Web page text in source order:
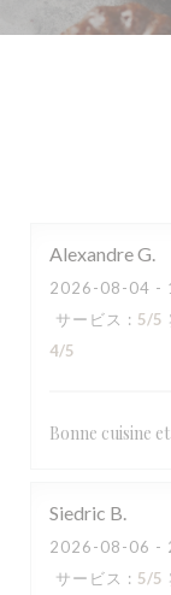
AlexandreG
2026-08-04 -
サービス : 5/5
4/5
Bonne cuisine
Siedric B
2026-08-06 -
サービス : 5/5